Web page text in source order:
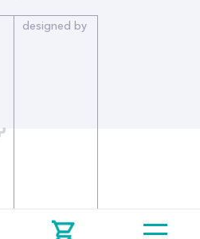
designed by